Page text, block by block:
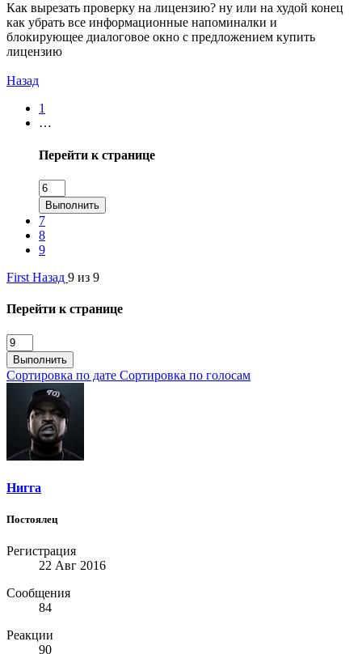
Как вырезать проверку на лицензию? ну или на худой конец
как убрать все информационные напоминалки и
блокирующее диалоговое окно с предложением купить
лицензию
Назад
1
…
Перейти к странице
Выполнить
7
8
9
First Назад 9 из 9
Перейти к странице
Выполнить
Сортировка по дате Сортировка по голосам
Нигга
Постоялец
Регистрация
22 Авг 2016
Сообщения
84
Реакции
90